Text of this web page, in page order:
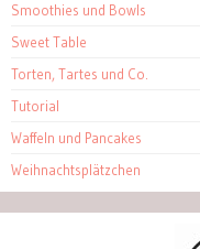
Smoothies und Bowls
Sweet Table
Torten, Tartes und Co.
Tutorial
Waffeln und Pancakes
Weihnachtsplätzchen